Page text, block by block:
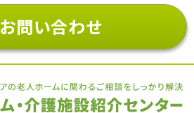
お問い合わせ